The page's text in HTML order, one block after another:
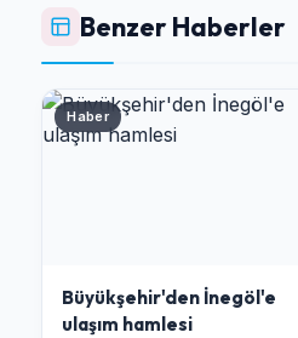
Benzer Haberler
Haber
Büyükşehir'den İnegöl'e
ulaşım hamlesi